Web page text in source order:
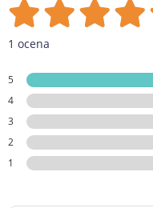
1 ocena
5
4
3
2
1